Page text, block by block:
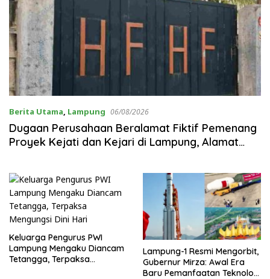
Berita Utama, Lampung 06/08/2026
Dugaan Perusahaan Beralamat Fiktif Pemenang
Proyek Kejati dan Kejari di Lampung, Alamat
Kosong, Dinas PKPCK Disorot
Keluarga Pengurus PWI
Lampung Mengaku Diancam
Tetangga, Terpaksa
Lampung-1 Resmi Mengorbit,
Gubernur Mirza: Awal Era
Baru Pemanfaatan Teknologi